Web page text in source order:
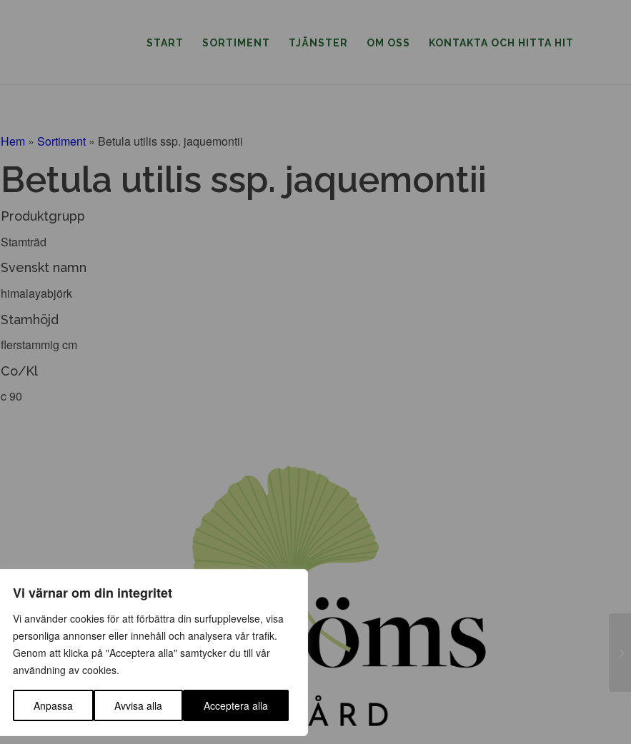
Vi värnar om din integritet
Vi använder cookies för att förbättra din surfupplevelse, visa
personliga annonser eller innehåll och analysera vår trafik.
Genom att klicka på "Acceptera alla" samtycker du till vår
användning av cookies.
Anpassa Avvisa alla Acceptera alla
START SORTIMENT TJÄNSTER OM OSS KONTAKTA OCH HITTA HIT
Hem » Sortiment » Betula utilis ssp. jaquemontii
Betula utilis ssp. jaquemontii
Produktgrupp
Stamträd
Svenskt namn
himalayabjörk
Stamhöjd
flerstammig cm
Co/Kl
c 90